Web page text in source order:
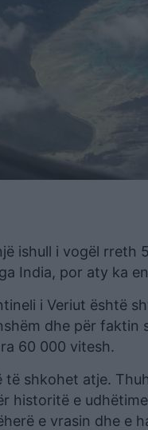
ishull i vogël
India, por aty ka
i Veriut është
dhe për faktin
60 000 vitesh.
të shkohet atje.
historitë e
e vrasin dhe e